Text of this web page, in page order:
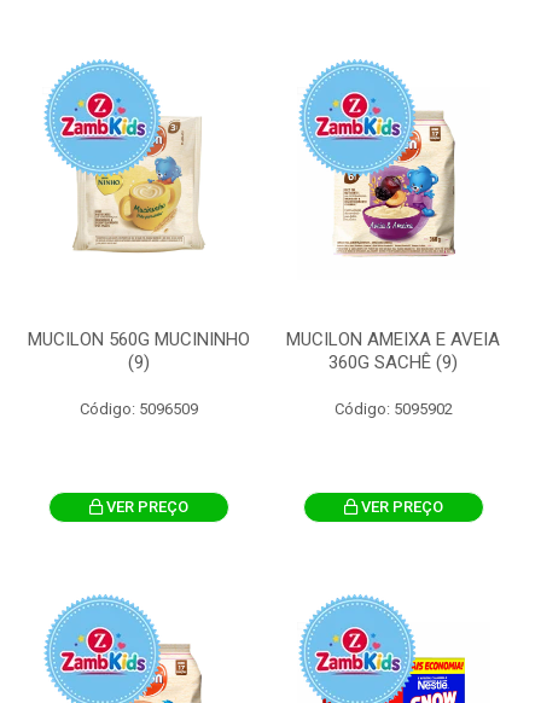
MUCILON 560G MUCININHO
(9)
Código: 5096509
VER PREÇO
MUCILON AMEIXA E AVEIA
360G SACHÊ (9)
Código: 5095902
VER PREÇO